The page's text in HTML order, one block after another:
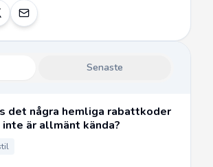
Senaste
det några hemliga rabattkoder
inte är allmänt kända?